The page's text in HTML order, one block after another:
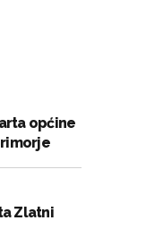
općine
Zlatni